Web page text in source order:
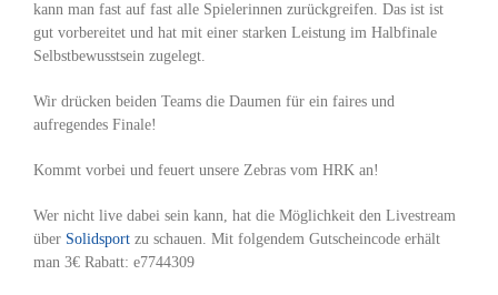
kann man fast auf fast alle Spielerinnen zurückgreifen. Das ist ist
gut vorbereitet und hat mit einer starken Leistung im Halbfinale
Selbstbewusstsein zugelegt.
Wir drücken beiden Teams die Daumen für ein faires und
aufregendes Finale!
Kommt vorbei und feuert unsere Zebras vom HRK an!
Wer nicht live dabei sein kann, hat die Möglichkeit den Livestream
über Solidsportzu schauen. Mit folgendem Gutscheincode erhält
man 3€ Rabatt: e7744309